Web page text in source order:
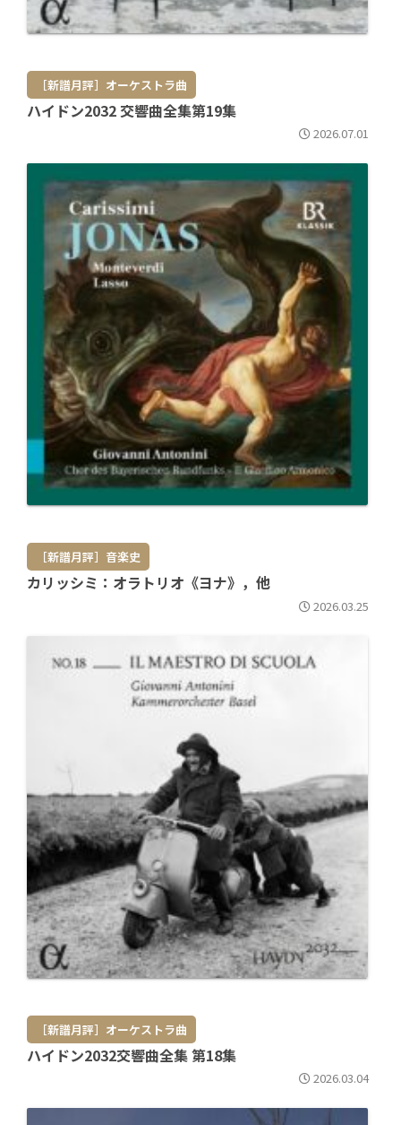
［新譜月評］オーケストラ曲
ハイドン2032 交響曲全集第19集
2026.07.01
［新譜月評］音楽史
カリッシミ：オラトリオ《ヨナ》，他
2026.03.25
［新譜月評］オーケストラ曲
ハイドン2032交響曲全集 第18集
2026.03.04